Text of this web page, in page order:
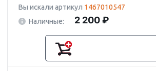
Вы искали артикул 1467010547
Наличные:
2 200 ₽